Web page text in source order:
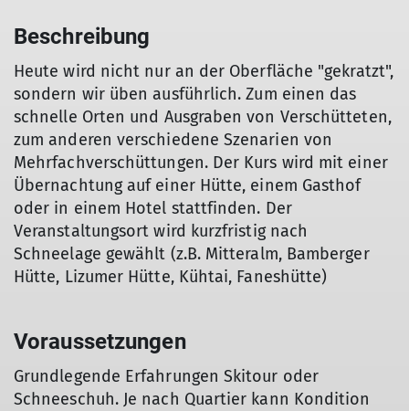
Beschreibung
Heute wird nicht nur an der Oberfläche "gekratzt",
sondern wir üben ausführlich. Zum einen das
schnelle Orten und Ausgraben von Verschütteten,
zum anderen verschiedene Szenarien von
Mehrfachverschüttungen. Der Kurs wird mit einer
Übernachtung auf einer Hütte, einem Gasthof
oder in einem Hotel stattfinden. Der
Veranstaltungsort wird kurzfristig nach
Schneelage gewählt (z.B. Mitteralm, Bamberger
Hütte, Lizumer Hütte, Kühtai, Faneshütte)
Voraussetzungen
Grundlegende Erfahrungen Skitour oder
Schneeschuh. Je nach Quartier kann Kondition